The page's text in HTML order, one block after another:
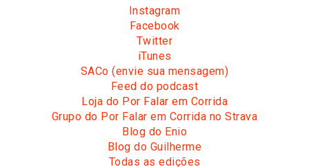
Instagram
Facebook
Twitter
iTunes
SACo (envie sua mensagem)
Feed do podcast
Loja do Por Falar em Corrida
Grupo do Por Falar em Corrida no Strava
Blog do Enio
Blog do Guilherme
Todas as edições